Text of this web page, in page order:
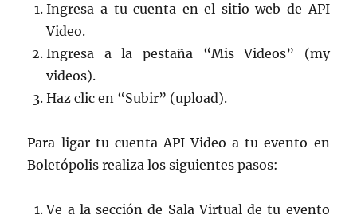
Ingresa a tu cuenta en el sitio web de API
Video.
Ingresa a la pestaña “Mis Videos” (my
videos).
Haz clic en “Subir” (upload).
Para ligar tu cuenta API Video a tu evento en
Boletópolis realiza los siguientes pasos:
Ve a la sección de Sala Virtual de tu evento